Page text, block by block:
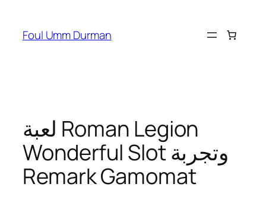
content
Foul Umm Durman
لعبة Roman Legion
Wonderful Slot وتجربة
Remark Gamomat